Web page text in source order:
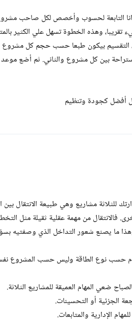
التابعة لحسوب وأخصص لكل صاحب
تقريبا، وهذه الخطوة تسهل علي الكثير
التقسيم بيكون طبعا حسب حجم كل
أفضل كجودة وتنظيم
للثلاثة مشاريع وهي طبيعة الانتقال بين
فالانتقال من مهمة عقلية ثقيلة مثل
ما يصنع شعور التداخل الذي وصفتيه
حسب نوع الطاقة وليس حسب المشروع
ضعي المهام العميقة للمشاريع الثلاثة.
الجزئية أو التحسينات.
الإدارية والمتابعات.